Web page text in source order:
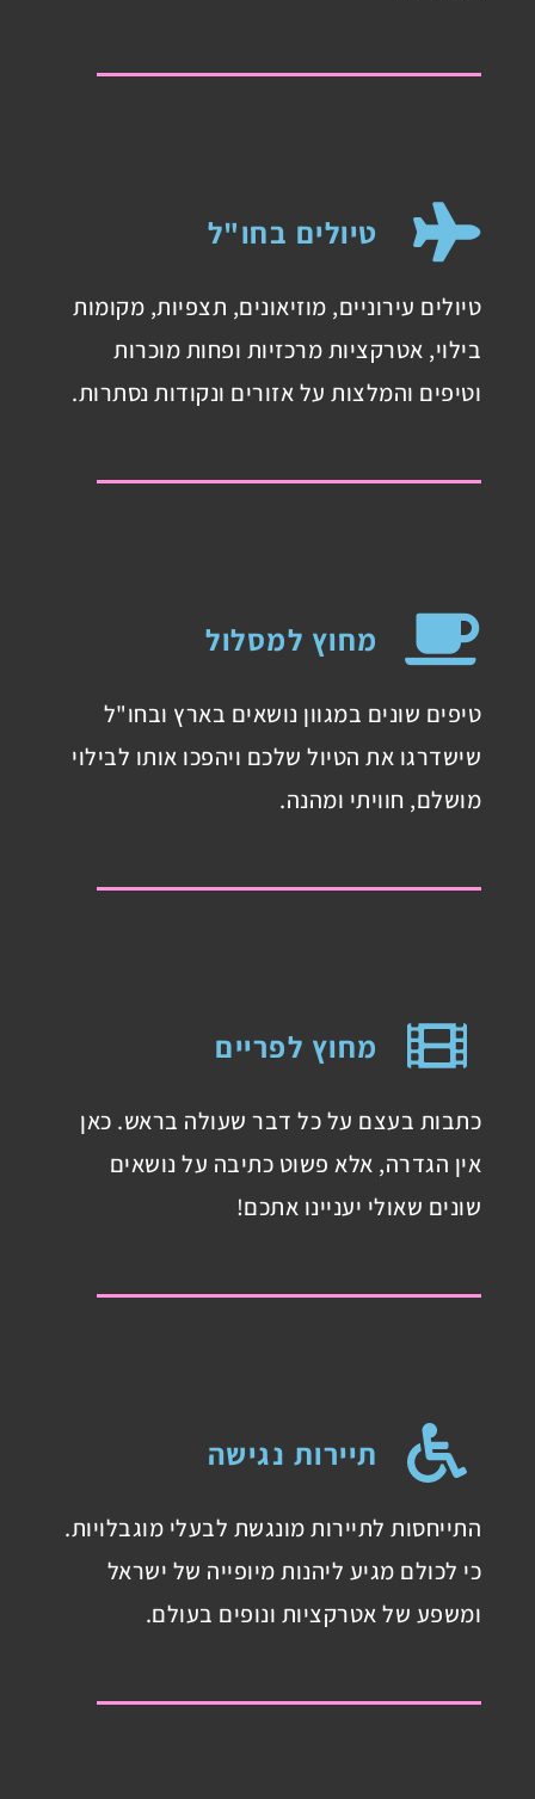
טיולים בחו"ל
טיולים עירוניים, מוזיאונים, תצפיות, מקומות
בילוי, אטרקציות מרכזיות ופחות מוכרות
וטיפים והמלצות על אזורים ונקודות נסתרות.
מחוץ למסלול
טיפים שונים במגוון נושאים בארץ ובחו"ל
שישדרגו את הטיול שלכם ויהפכו אותו לבילוי
מושלם, חוויתי ומהנה.
מחוץ לפריים
כתבות בעצם על כל דבר שעולה בראש. כאן
אין הגדרה, אלא פשוט כתיבה על נושאים
שונים שאולי יעניינו אתכם!
תיירות נגישה
התייחסות לתיירות מונגשת לבעלי מוגבלויות.
כי לכולם מגיע ליהנות מיופייה של ישראל
ומשפע של אטרקציות ונופים בעולם.